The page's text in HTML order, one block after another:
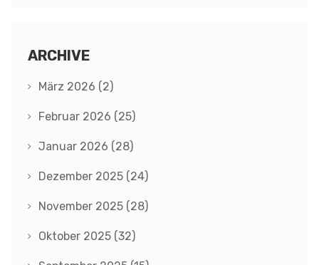
ARCHIVE
März 2026 (2)
Februar 2026 (25)
Januar 2026 (28)
Dezember 2025 (24)
November 2025 (28)
Oktober 2025 (32)